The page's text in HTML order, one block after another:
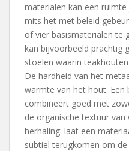
materialen kan een
mits het met beleid
of vier basismaterialen te
kan bijvoorbeeld prachtig
stoelen waarin
De hardheid van het
warmte van het hout. Een
combineert goed met
de organische textuur van
herhaling: laat een
subtiel terugkomen om